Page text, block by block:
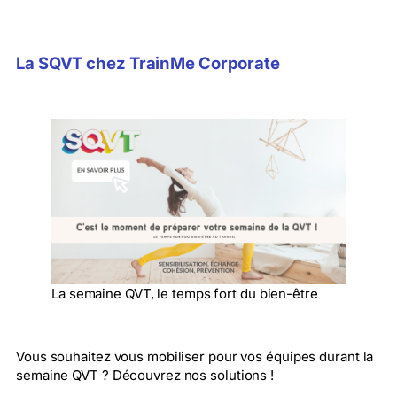
La SQVT chez TrainMe Corporate
La semaine QVT, le temps fort du bien-être
Vous souhaitez vous mobiliser pour vos équipes durant la
semaine QVT ? Découvrez nos solutions !